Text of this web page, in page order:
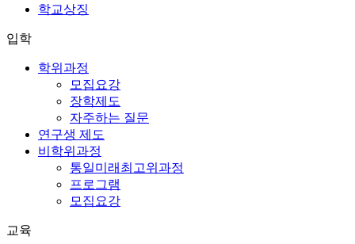
학교상징
입학
학위과정
모집요강
장학제도
자주하는 질문
연구생 제도
비학위과정
통일미래최고위과정
프로그램
모집요강
교육